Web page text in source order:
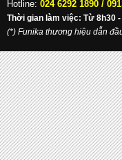
Hotline: 024 6292 1890 /
Thời gian làm việc: Từ 8h30
(*) Funika thương hiệu dẫn